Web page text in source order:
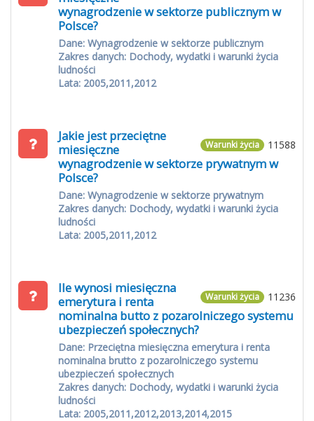
wynagrodzenie w sektorze publicznym w
Polsce?
Dane: Wynagrodzenie w sektorze publicznym
Zakres danych: Dochody, wydatki i warunki życia
ludności
Lata: 2005,2011,2012
11588
Warunki życia
Jakie jest przeciętne
miesięczne
wynagrodzenie w sektorze prywatnym w
Polsce?
Dane: Wynagrodzenie w sektorze prywatnym
Zakres danych: Dochody, wydatki i warunki życia
ludności
Lata: 2005,2011,2012
11236
Warunki życia
Ile wynosi miesięczna
emerytura i renta
nominalna butto z pozarolniczego systemu
ubezpieczeń społecznych?
Dane: Przeciętna miesięczna emerytura i renta
nominalna brutto z pozarolniczego systemu
ubezpieczeń społecznych
Zakres danych: Dochody, wydatki i warunki życia
ludności
Lata: 2005,2011,2012,2013,2014,2015